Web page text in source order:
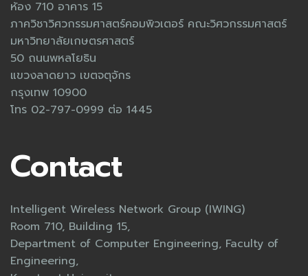
ห้อง 710 อาคาร 15
ภาควิชาวิศวกรรมศาสตร์คอมพิวเตอร์ คณะวิศวกรรมศาสตร์
มหาวิทยาลัยเกษตรศาสตร์
50 ถนนพหลโยธิน
แขวงลาดยาว เขตจตุจักร
กรุงเทพ 10900
โทร 02-797-0999 ต่อ 1445
Contact
Intelligent Wireless Network Group (IWING)
Room 710, Building 15,
Department of Computer Engineering, Faculty of
Engineering,